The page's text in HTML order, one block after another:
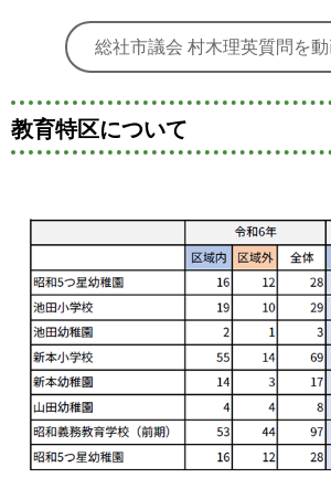
総社市議会 村木理英質問を
教育特区について